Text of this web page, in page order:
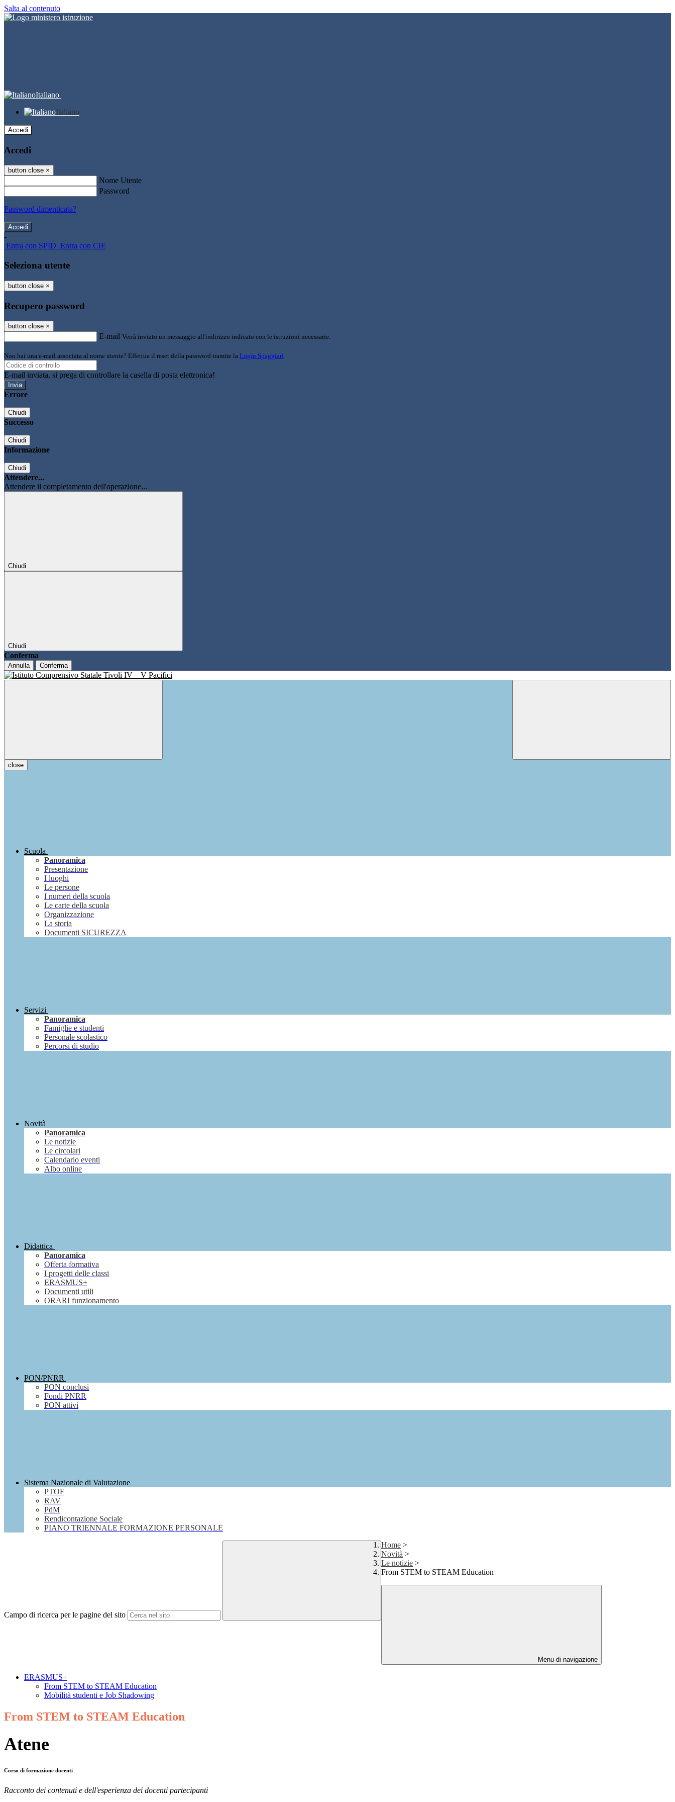
Salta al contenuto
Italiano
Italiano
Accedi
Accedi
button close ×
Nome Utente
Password
Password dimenticata?
-
Entra con SPID Entra con CIE
Seleziona utente
button close ×
Recupero password
button close ×
E-mail Verrà inviato un messaggio all'indirizzo indicato con le istruzioni necessarie.
Non hai una e-mail associata al nome utente? Effettua il reset della password tramite la Login Spaggiari
E-mail inviata, si prega di controllare la casella di posta elettronica!
Errore
Chiudi
Successo
Chiudi
Informazione
Chiudi
Attendere...
Attendere il completamento dell'operazione...
Chiudi
Chiudi
Conferma
Annulla Conferma
close
Scuola
Panoramica
Presentazione
I luoghi
Le persone
I numeri della scuola
Le carte della scuola
Organizzazione
La storia
Documenti SICUREZZA
Servizi
Panoramica
Famiglie e studenti
Personale scolastico
Percorsi di studio
Novità
Panoramica
Le notizie
Le circolari
Calendario eventi
Albo online
Didattica
Panoramica
Offerta formativa
I progetti delle classi
ERASMUS+
Documenti utili
ORARI funzionamento
PON/PNRR
PON conclusi
Fondi PNRR
PON attivi
Sistema Nazionale di Valutazione
PTOF
RAV
PdM
Rendicontazione Sociale
PIANO TRIENNALE FORMAZIONE PERSONALE
Campo di ricerca per le pagine del sito
Home >
Novità >
Le notizie >
From STEM to STEAM Education
Menu di navigazione
ERASMUS+
From STEM to STEAM Education
Mobilità studenti e Job Shadowing
From STEM to STEAM Education
Atene
Corso di formazione docenti
Racconto dei contenuti e dell'esperienza dei docenti partecipanti